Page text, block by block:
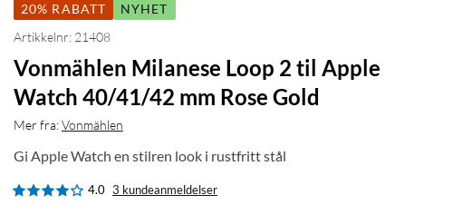
20% RABATT
NYHET
Artikkelnr: 21408
Vonmählen Milanese Loop 2 til Apple
Watch 40/41/42 mm Rose Gold
Mer fra:Vonmählen
Gi Apple Watch en stilren look i rustfritt stål
4.0 3 kundeanmeldelser